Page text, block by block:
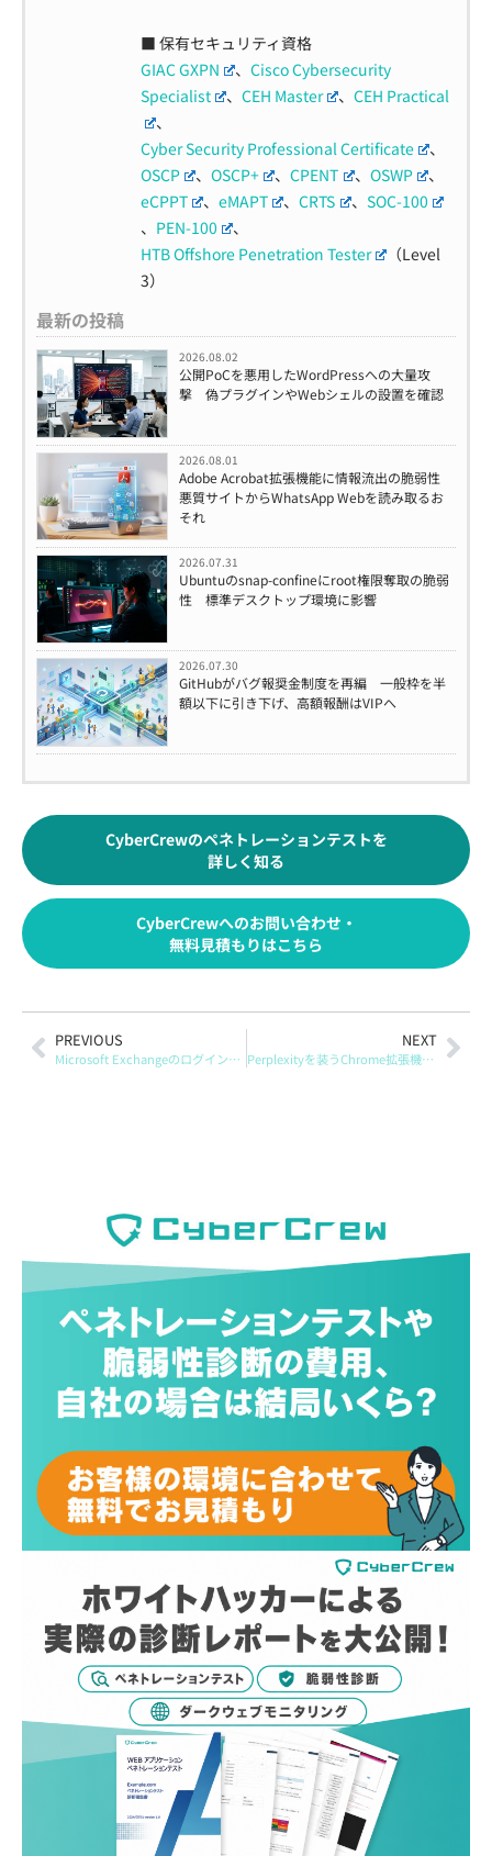
■ 保有セキュリティ資格
GIAC GXPN
、Cisco Cybersecurity
Specialist
、CEH Master 、CEH Practical
、
Cyber Security Professional Certificate
、
OSCP
、OSCP+ 、CPENT 、 OSWP
、
eCPPT
、eMAPT 、CRTS 、 SOC-100
、 PEN-100
、
HTB Offshore Penetration Tester
（Level
3）
最新の投稿
2026.08.02
公開PoCを悪用したWordPressへの大量攻
撃 偽プラグインやWebシェルの設置を確認
2026.08.01
Adobe Acrobat拡張機能に情報流出の脆弱性
悪質サイトからWhatsApp Webを読み取るお
それ
2026.07.31
Ubuntuのsnap-confineにroot権限奪取の脆弱
性 標準デスクトップ環境に影響
2026.07.30
GitHubがバグ報奨金制度を再編 一般枠を半
額以下に引き下げ、高額報酬はVIPへ
CyberCrewのペネトレーションテストを
詳しく知る
CyberCrewへのお問い合わせ・
無料見積もりはこちら
PREVIOUS
Microsoft Exchangeのログイン画面にキーロガー、認証情報窃取の攻撃を確認
NEXT
Perplexityを装うChrome拡張機能、検索語とアドレスバー入力を収集か